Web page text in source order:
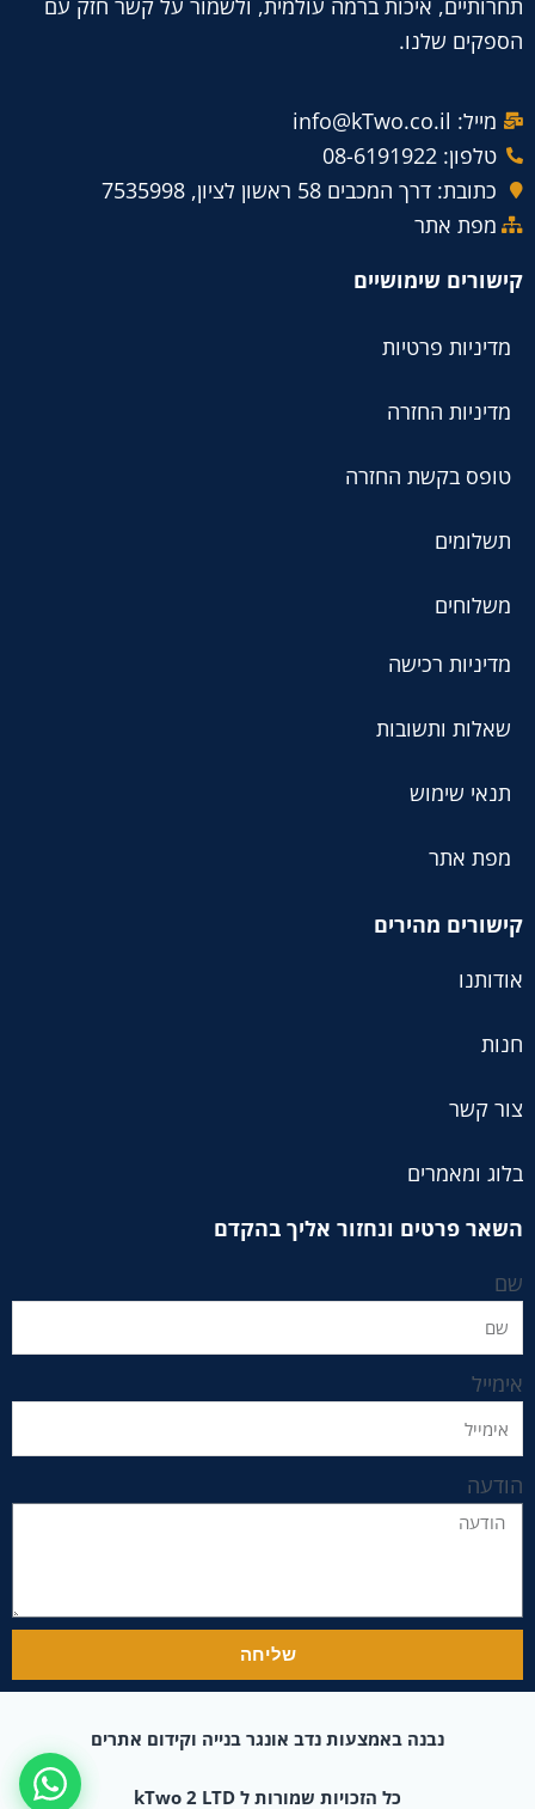
תחרותיים, איכות ברמה עולמית, ולשמור על קשר חזק עם
הספקים שלנו.
מייל: info@kTwo.co.il
טלפון: 08-6191922
כתובת: דרך המכבים 58 ראשון לציון, 7535998
מפת אתר
קישורים שימושיים
מדיניות פרטיות
מדיניות החזרה
טופס בקשת החזרה
תשלומים
משלוחים
מדיניות רכישה
שאלות ותשובות
תנאי שימוש
מפת אתר
קישורים מהירים
אודותנו
חנות
צור קשר
בלוג ומאמרים
השאר פרטים ונחזור אליך בהקדם
שם
אימייל
הודעה
שליחה
נבנה באמצעות נדב אונגר בנייה וקידום אתרים
כל הזכויות שמורות ל kTwo 2 LTD